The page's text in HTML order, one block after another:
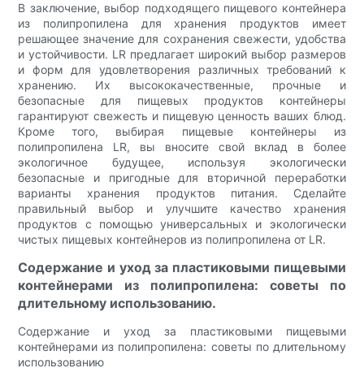
В заключение, выбор подходящего пищевого контейнера
из полипропилена для хранения продуктов имеет
решающее значение для сохранения свежести, удобства
и устойчивости. LR предлагает широкий выбор размеров
и форм для удовлетворения различных требований к
хранению. Их высококачественные, прочные и
безопасные для пищевых продуктов контейнеры
гарантируют свежесть и пищевую ценность ваших блюд.
Кроме того, выбирая пищевые контейнеры из
полипропилена LR, вы вносите свой вклад в более
экологичное будущее, используя экологически
безопасные и пригодные для вторичной переработки
варианты хранения продуктов питания. Сделайте
правильный выбор и улучшите качество хранения
продуктов с помощью универсальных и экологически
чистых пищевых контейнеров из полипропилена от LR.
Содержание и уход за пластиковыми пищевыми
контейнерами из полипропилена: советы по
длительному использованию.
Содержание и уход за пластиковыми пищевыми
контейнерами из полипропилена: советы по длительному
использованию